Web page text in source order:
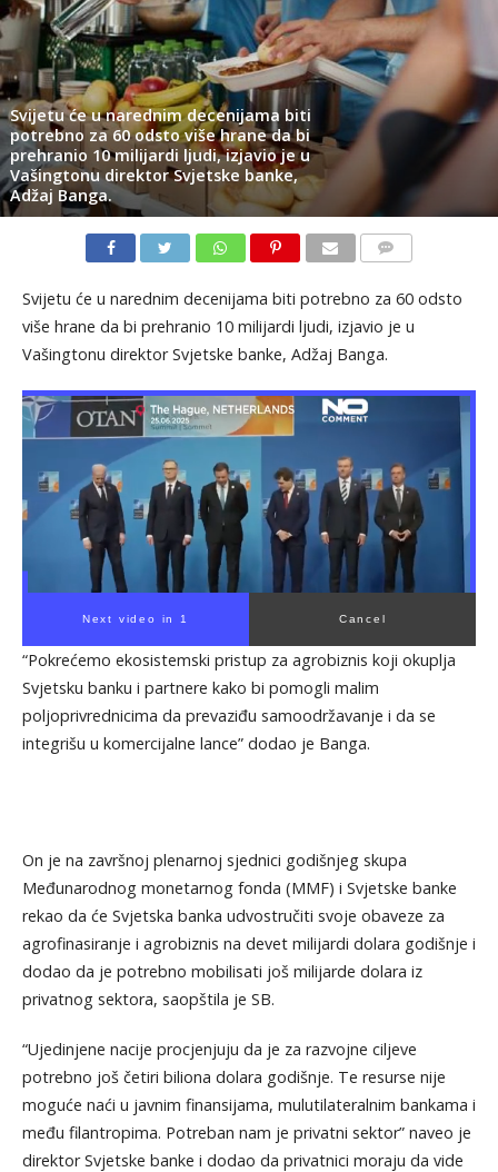
Svijetu će u narednim decenijama biti
potrebno za 60 odsto više hrane da bi
prehranio 10 milijardi ljudi, izjavio je u
Vašingtonu direktor Svjetske banke,
Adžaj Banga.
Svijetu će u narednim decenijama biti potrebno za 60 odsto
više hrane da bi prehranio 10 milijardi ljudi, izjavio je u
Vašingtonu direktor Svjetske banke, Adžaj Banga.
Next video in 1 Cancel
“Pokrećemo ekosistemski pristup za agrobiznis koji okuplja
Svjetsku banku i partnere kako bi pomogli malim
poljoprivrednicima da prevaziđu samoodržavanje i da se
integrišu u komercijalne lance” dodao je Banga.
On je na završnoj plenarnoj sjednici godišnjeg skupa
Međunarodnog monetarnog fonda (MMF) i Svjetske banke
rekao da će Svjetska banka udvostručiti svoje obaveze za
agrofinasiranje i agrobiznis na devet milijardi dolara godišnje i
dodao da je potrebno mobilisati još milijarde dolara iz
privatnog sektora, saopštila je SB.
“Ujedinjene nacije procjenjuju da je za razvojne ciljeve
potrebno još četiri biliona dolara godišnje. Te resurse nije
moguće naći u javnim finansijama, mulutilateralnim bankama i
među filantropima. Potreban nam je privatni sektor” naveo je
direktor Svjetske banke i dodao da privatnici moraju da vide